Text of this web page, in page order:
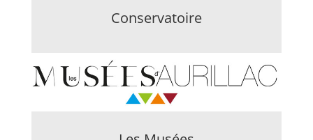
Conservatoire